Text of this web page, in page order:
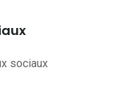
sociaux